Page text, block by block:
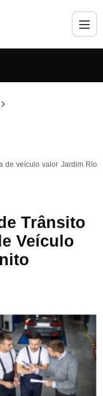
de veículo valor Jardim Rio
Trânsito
Veículo